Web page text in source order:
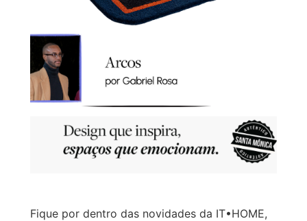
Fique por dentro das novidades da IT•HOME,